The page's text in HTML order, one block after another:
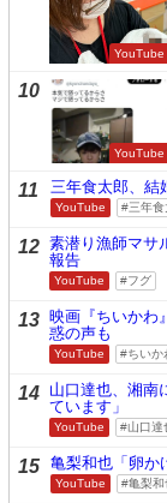
YouTube
10
YouTube
11 三年食太郎、結
YouTube 三年
12 素潜り漁師マサ
報告
YouTube フグ
13 映画『ちいかわ
惑の声も
YouTube ちいか
14 山口達也、湘南
ています」
YouTube 山口達
15 亀梨和也「卵か
YouTube 亀梨和